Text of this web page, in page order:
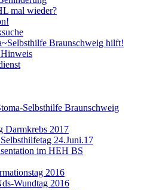
mal wieder?
Braunschweig hilft!
Selbsthilfe Braunschweig
Darmkrebs 2017
24.Juni.17
im HEH BS
2016
Wundtag 2016